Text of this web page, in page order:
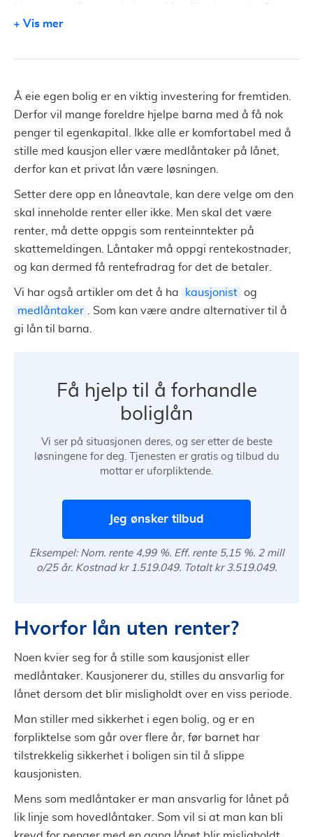
Å eie egen bolig er en viktig investering for fremtiden.
Derfor vil mange foreldre hjelpe barna med å få nok
penger til egenkapital. Ikke alle er komfortabel med å
stille med kausjon eller være medlåntaker på lånet,
derfor kan et privat lån være løsningen.
Setter dere opp en låneavtale, kan dere velge om den
skal inneholde renter eller ikke. Men skal det være
renter, må dette oppgis som renteinntekter på
skattemeldingen. Låntaker må oppgi rentekostnader,
og kan dermed få rentefradrag for det de betaler.
Vi har også artikler om det å ha kausjonist og
medlåntaker
. Som kan være andre alternativer til å
gi lån til barna.
Få hjelp til å forhandle
boliglån
Vi ser på situasjonen deres, og ser etter de beste
løsningene for deg. Tjenesten er gratis og tilbud du
mottar er uforpliktende.
Jeg ønsker tilbud
Eksempel: Nom. rente 4,99 %. Eff. rente 5,15 %. 2 mill
o/25 år. Kostnad kr 1.519.049. Totalt kr 3.519.049.
Hvorfor lån uten renter?
Noen kvier seg for å stille som kausjonist eller
medlåntaker. Kausjonerer du, stilles du ansvarlig for
lånet dersom det blir misligholdt over en viss periode.
Man stiller med sikkerhet i egen bolig, og er en
forpliktelse som går over flere år, før barnet har
tilstrekkelig sikkerhet i boligen sin til å slippe
kausjonisten.
Mens som medlåntaker er man ansvarlig for lånet på
lik linje som hovedlåntaker. Som vil si at man kan bli
Vis mer